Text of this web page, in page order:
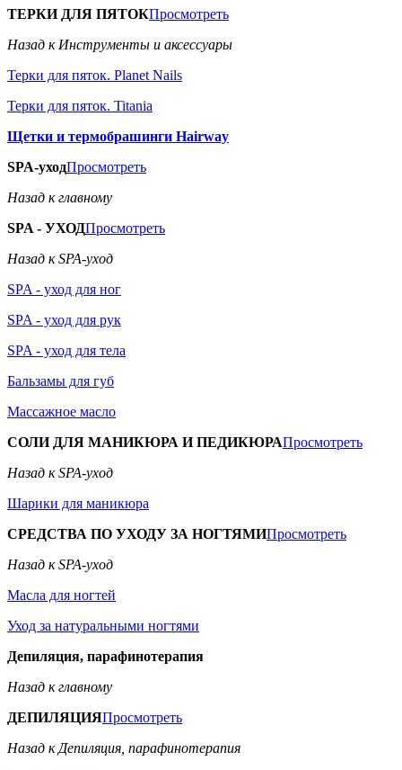
ТЕРКИ ДЛЯ ПЯТОКПросмотреть
Назад к Инструменты и аксессуары
Терки для пяток. Planet Nails
Терки для пяток. Titania
Щетки и термобрашинги Hairway
SPA-уходПросмотреть
Назад к главному
SPA - УХОДПросмотреть
Назад к SPA-уход
SPA - уход для ног
SPA - уход для рук
SPA - уход для тела
Бальзамы для губ
Массажное масло
СОЛИ ДЛЯ МАНИКЮРА И ПЕДИКЮРАПросмотреть
Назад к SPA-уход
Шарики для маникюра
СРЕДСТВА ПО УХОДУ ЗА НОГТЯМИПросмотреть
Назад к SPA-уход
Масла для ногтей
Уход за натуральными ногтями
Депиляция, парафинотерапия
Назад к главному
ДЕПИЛЯЦИЯПросмотреть
Назад к Депиляция, парафинотерапия